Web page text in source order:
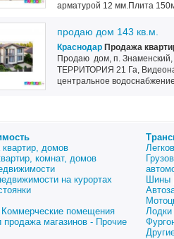
арматурой 12 мм.Плита
продаю дом 143 кв.м.
Краснодар Продажа
Продаю дом, п.
ТЕРРИТОРИЯ 21 Га,
центральное
домов
комнат, домов
на курортах
помещения
продажа магазинов - Прочие
Шины